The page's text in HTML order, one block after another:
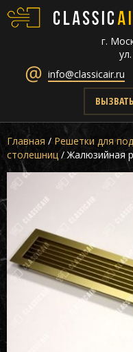
г.
info@classicair.ru
Главная / Решетки для
столешниц /Жалюзийная